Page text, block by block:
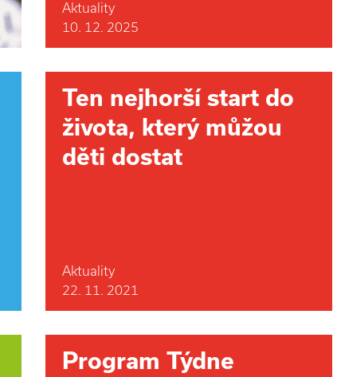
Aktuality
10. 12. 2025
Ten nejhorší start do
života, který můžou
děti dostat
Aktuality
22. 11. 2021
Program Týdne